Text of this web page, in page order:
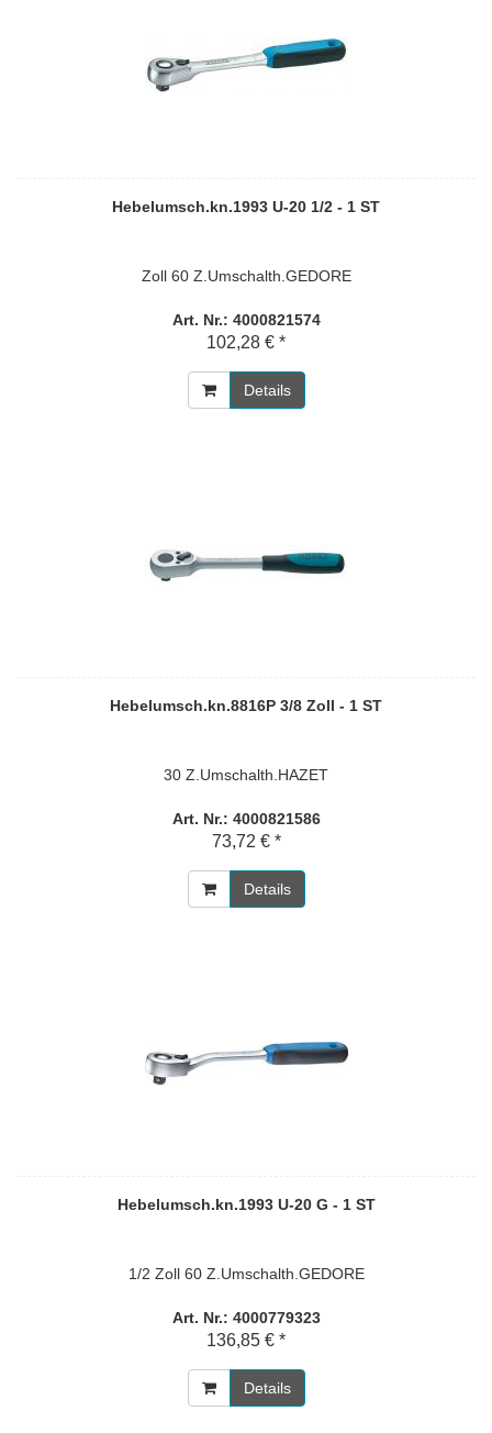
Hebelumsch.kn.1993 U-20 1/2 - 1 ST
Zoll 60 Z.Umschalth.GEDORE
Art. Nr.: 4000821574
102,28 € *
Details
Hebelumsch.kn.8816P 3/8 Zoll - 1 ST
30 Z.Umschalth.HAZET
Art. Nr.: 4000821586
73,72 € *
Details
Hebelumsch.kn.1993 U-20 G - 1 ST
1/2 Zoll 60 Z.Umschalth.GEDORE
Art. Nr.: 4000779323
136,85 € *
Details